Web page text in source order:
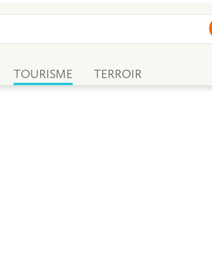
TOURISME TERROIR